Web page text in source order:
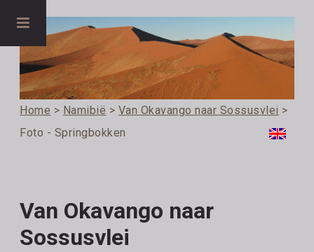
Home > Namibië > Van Okavango naar Sossusvlei >
Foto - Springbokken
Van Okavango naar
Sossusvlei